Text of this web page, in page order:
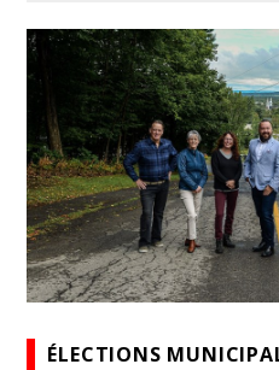
ÉLECTIONS